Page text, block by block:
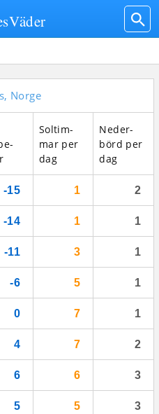
Norge
Sol­tim­
mar per
dag
Neder­
börd per
dag
-15 1 2
-14 1 1
-11 3 1
-6 5 1
0 7 1
4 7 2
6 6 3
5 5 3